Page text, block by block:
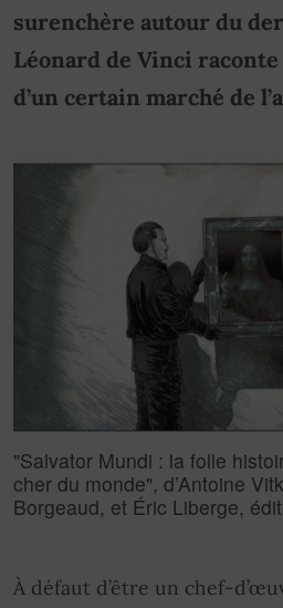
surenchère autour du
Léonard de Vinci
d’un certain marché de
"Salvator Mundi : la folle
cher du monde", d’Antoine
Borgeaud, et Éric Liberge,
À défaut d’être un chef-